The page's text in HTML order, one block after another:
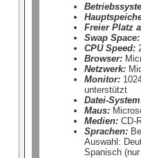
Freier Platz
Swap Space:
CPU Speed:
Browser:
Netzwerk:
Monitor:
unterstützt
Datei-
Maus:
Medien: CD-
Sprachen:
Auswahl:
Spanisch